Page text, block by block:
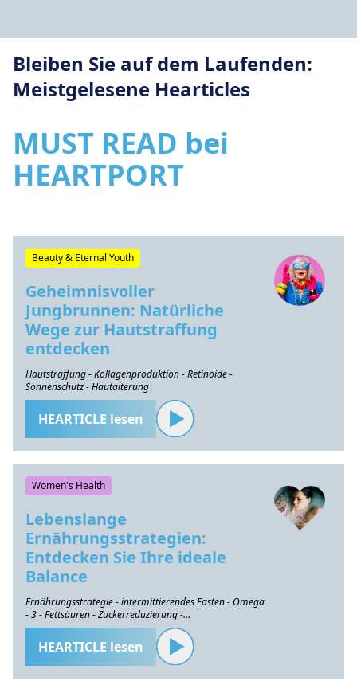
Bleiben Sie auf dem Laufenden:
Meistgelesene Hearticles
MUST READ bei
HEARTPORT
Beauty & Eternal Youth
Geheimnisvoller
Jungbrunnen: Natürliche
Wege zur Hautstraffung
entdecken
Hautstraffung - Kollagenproduktion - Retinoide -
Sonnenschutz - Hautalterung
HEARTICLE lesen
Women's Health
Lebenslange
Ernährungsstrategien:
Entdecken Sie Ihre ideale
Balance
Ernährungsstrategie - intermittierendes Fasten - Omega
- 3 - Fettsäuren - Zuckerreduzierung -
Gesundheitserhaltung
HEARTICLE lesen